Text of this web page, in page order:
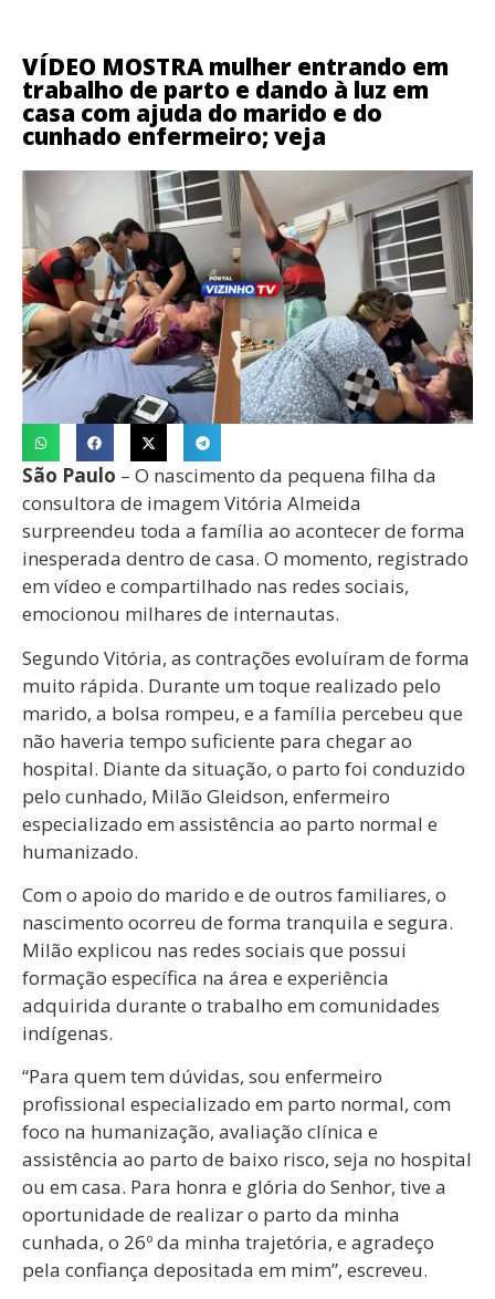
VÍDEO MOSTRA mulher entrando em
trabalho de parto e dando à luz em
casa com ajuda do marido e do
cunhado enfermeiro; veja
São Paulo – O nascimento da pequena filha da
consultora de imagem Vitória Almeida
surpreendeu toda a família ao acontecer de forma
inesperada dentro de casa. O momento, registrado
em vídeo e compartilhado nas redes sociais,
emocionou milhares de internautas.
Segundo Vitória, as contrações evoluíram de forma
muito rápida. Durante um toque realizado pelo
marido, a bolsa rompeu, e a família percebeu que
não haveria tempo suficiente para chegar ao
hospital. Diante da situação, o parto foi conduzido
pelo cunhado, Milão Gleidson, enfermeiro
especializado em assistência ao parto normal e
humanizado.
Com o apoio do marido e de outros familiares, o
nascimento ocorreu de forma tranquila e segura.
Milão explicou nas redes sociais que possui
formação específica na área e experiência
adquirida durante o trabalho em comunidades
indígenas.
“Para quem tem dúvidas, sou enfermeiro
profissional especializado em parto normal, com
foco na humanização, avaliação clínica e
assistência ao parto de baixo risco, seja no hospital
ou em casa. Para honra e glória do Senhor, tive a
oportunidade de realizar o parto da minha
cunhada, o 26º da minha trajetória, e agradeço
pela confiança depositada em mim”, escreveu.